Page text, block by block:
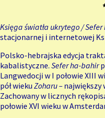
Księga światła ukrytego /
stacjonarnej i internetowej
Polsko-hebrajska edycja
kabalistyczne. Sefer ha-bahir
Langwedocji w I połowie XIII
pół wieku Zoharu – największy
Zachowany w licznych
połowie XVI wieku w